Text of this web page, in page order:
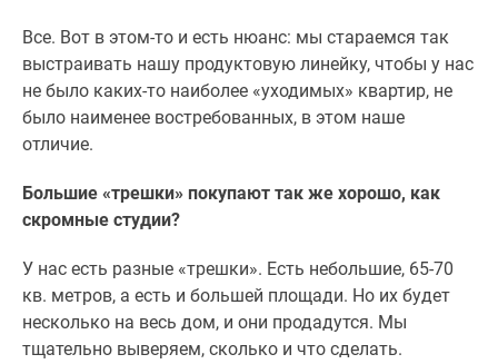
Все. Вот в этом-то и есть нюанс: мы стараемся так
выстраивать нашу продуктовую линейку, чтобы у нас
не было каких-то наиболее «уходимых» квартир, не
было наименее востребованных, в этом наше
отличие.
Большие «трешки» покупают так же хорошо, как
скромные студии?
У нас есть разные «трешки». Есть небольшие, 65-70
кв. метров, а есть и большей площади. Но их будет
несколько на весь дом, и они продадутся. Мы
тщательно выверяем, сколько и что сделать.